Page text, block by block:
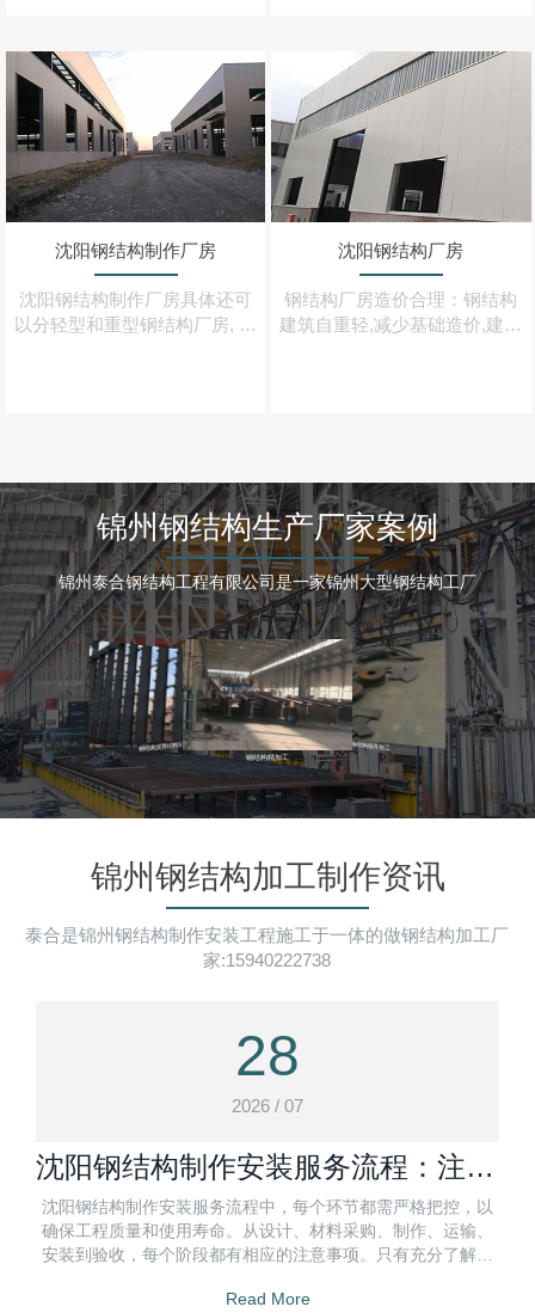
沈阳钢结构制作厂房
沈阳钢结构制作厂房具体还可
以分轻型和重型钢结构厂房, 用
沈阳钢结构厂房
钢结构厂房造价合理：钢结构
建筑自重轻,减少基础造价,建造
锦州钢结构生产厂家案例
锦州泰合钢结构工程有限公司是一家锦州大型钢结构工厂
锦州钢结构加工制作资讯
泰合是锦州钢结构制作安装工程施工于一体的做钢结构加工厂
家:15940222738
28
2026 / 07
沈阳钢结构制作安装服务流程：注意
事项盘点
沈阳钢结构制作安装服务流程中，每个环节都需严格把控，以
确保工程质量和使用寿命。从设计、材料采购、制作、运输、
安装到验收，每个阶段都有相应的注意事项。只有充分了解并
Read More